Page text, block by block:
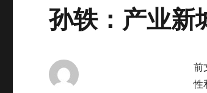
孙轶：产业新
前
性